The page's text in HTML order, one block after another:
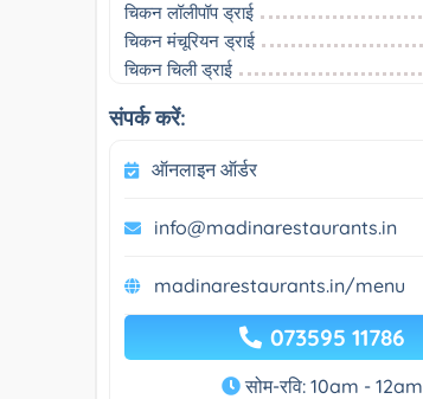
चिकन लॉलीपॉप ड्राई
चिकन मंचूरियन ड्राई
चिकन चिली ड्राई
संपर्क करें:
ऑनलाइन ऑर्डर
info@madinarestaurants.in
madinarestaurants.in/menu
073595 11786
सोम-रवि: 10am - 12am